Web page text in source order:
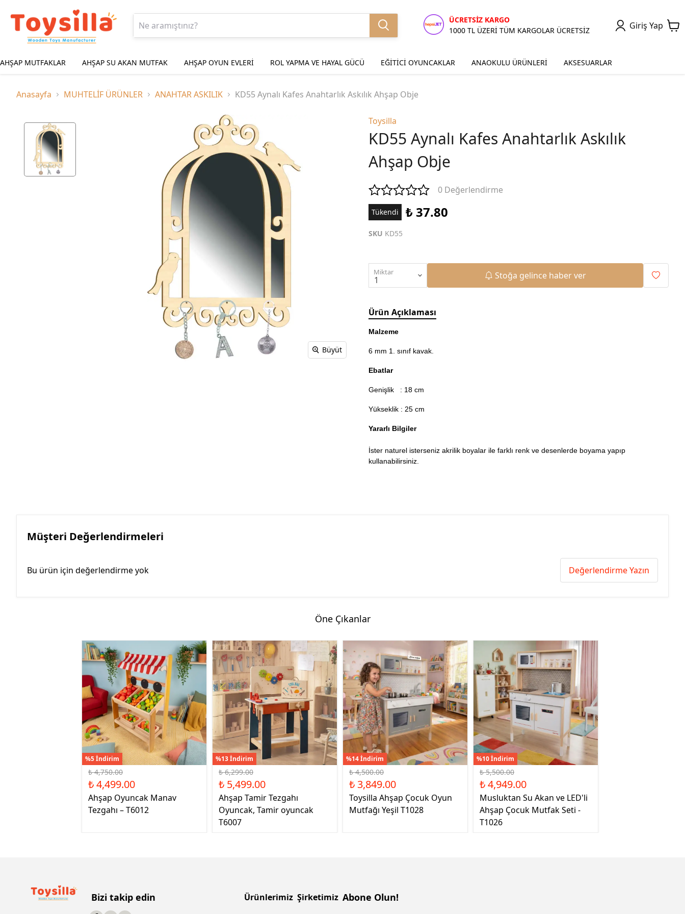
ÜCRETSİZ KARGO
1000 TL ÜZERİ TÜM KARGOLAR ÜCRETSİZ
Giriş Yap
AHŞAP MUTFAKLAR AHŞAP SU AKAN MUTFAK AHŞAP OYUN EVLERİ ROL YAPMA VE HAYAL GÜCÜ EĞİTİCİ OYUNCAKLAR ANAOKULU ÜRÜNLERİ AKSESUARLAR
Anasayfa MUHTELİF ÜRÜNLER ANAHTAR ASKILIK KD55 Aynalı Kafes Anahtarlık Askılık Ahşap Obje
Büyüt
Toysilla
KD55 Aynalı Kafes Anahtarlık Askılık
Ahşap Obje
0 Değerlendirme
Tükendi ₺ 37.80
SKU KD55
Miktar Stoğa gelince haber ver
Ürün Açıklaması
Malzeme
6 mm 1. sınıf kavak.
Ebatlar
Genişlik : 18 cm
Yükseklik : 25 cm
Yararlı Bilgiler
İster naturel isterseniz akrilik boyalar ile farklı renk ve desenlerde boyama yapıp
kullanabilirsiniz.
Müşteri Değerlendirmeleri
Bu ürün için değerlendirme yok Değerlendirme Yazın
Öne Çıkanlar
%5 İndirim
₺ 4,750.00
₺ 4,499.00
Ahşap Oyuncak Manav
Tezgahı – T6012
%13 İndirim
₺ 6,299.00
₺ 5,499.00
Ahşap Tamir Tezgahı
Oyuncak, Tamir oyuncak
T6007
%14 İndirim
₺ 4,500.00
₺ 3,849.00
Toysilla Ahşap Çocuk Oyun
Mutfağı Yeşil T1028
%10 İndirim
₺ 5,500.00
₺ 4,949.00
Musluktan Su Akan ve LED'li
Ahşap Çocuk Mutfak Seti -
T1026
Bizi takip edin
Ürünlerimiz Şirketimiz Abone Olun!